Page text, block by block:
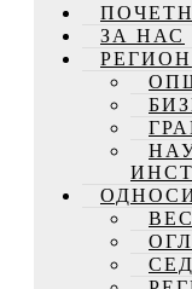
ЗА НАС
РЕГИОН